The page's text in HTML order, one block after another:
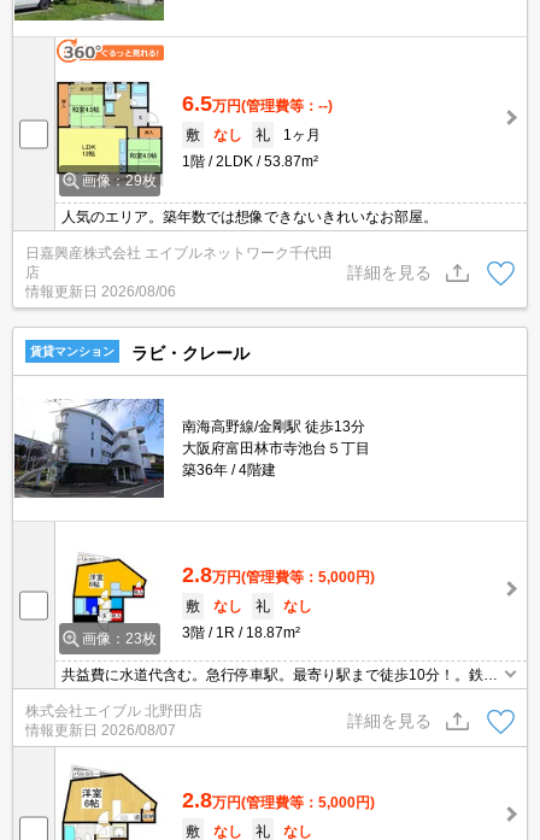
画像：29枚
6.5万円(管理費等：--)
敷
なし 礼
1ヶ月
1階
2LDK 53.87m²
人気のエリア。築年数では想像できないきれいなお部屋。
日嘉興産株式会社 エイブルネットワーク千代田
店
情報更新日 2026/08/06
詳細を見る
賃貸マンション ラビ・クレール
南海高野線/金剛駅 徒歩13分
大阪府富田林市寺池台５丁目
築36年
4階建
画像：23枚
2.8万円(管理費等：5,000円)
敷
なし 礼
なし
3階
1R 18.87m²
共益費に水道代含む。急行停車駅。最寄り駅まで徒歩10分！。鉄筋
株式会社エイブル 北野田店
情報更新日 2026/08/07
詳細を見る
2.8万円(管理費等：5,000円)
敷
なし 礼
なし